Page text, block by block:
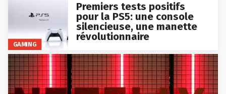
GAMING
Premiers tests positifs
pour la PS5: une console
silencieuse, une manette
révolutionnaire